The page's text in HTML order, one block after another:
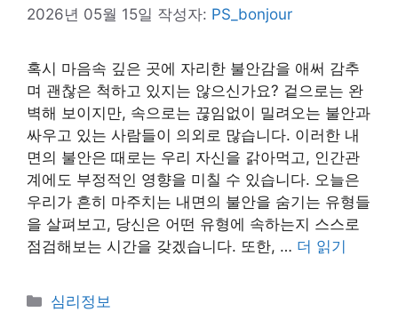
2026년 05월 15일 작성자: PS_bonjour
혹시 마음속 깊은 곳에 자리한 불안감을 애써 감추
며 괜찮은 척하고 있지는 않으신가요? 겉으로는 완
벽해 보이지만, 속으로는 끊임없이 밀려오는 불안과
싸우고 있는 사람들이 의외로 많습니다. 이러한 내
면의 불안은 때로는 우리 자신을 갉아먹고, 인간관
계에도 부정적인 영향을 미칠 수 있습니다. 오늘은
우리가 흔히 마주치는 내면의 불안을 숨기는 유형들
을 살펴보고, 당신은 어떤 유형에 속하는지 스스로
점검해보는 시간을 갖겠습니다. 또한, … 더 읽기
카
심리정보